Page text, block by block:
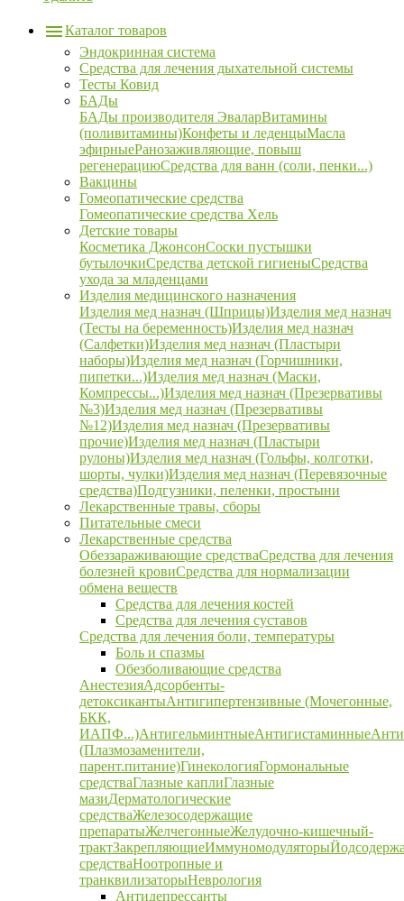
Каталог товаров
Эндокринная система
Средства для лечения дыхательной системы
Тесты Ковид
БАДы
БАДы производителя ЭваларВитамины
(поливитамины)Конфеты и леденцыМасла
эфирныеРанозаживляющие, повыш
регенерациюСредства для ванн (соли, пенки...)
Вакцины
Гомеопатические средства
Гомеопатические средства Хель
Детские товары
Косметика ДжонсонСоски пустышки
бутылочкиСредства детской гигиеныСредства
ухода за младенцами
Изделия медицинского назначения
Изделия мед назнач (Шприцы)Изделия мед назнач
(Тесты на беременность)Изделия мед назнач
(Салфетки)Изделия мед назнач (Пластыри
наборы)Изделия мед назнач (Горчишники,
пипетки...)Изделия мед назнач (Маски,
Компрессы...)Изделия мед назнач (Презервативы
№3)Изделия мед назнач (Презервативы
№12)Изделия мед назнач (Презервативы
прочие)Изделия мед назнач (Пластыри
рулоны)Изделия мед назнач (Гольфы, колготки,
шорты, чулки)Изделия мед назнач (Перевязочные
средства)Подгузники, пеленки, простыни
Лекарственные травы, сборы
Питательные смеси
Лекарственные средства
Обеззараживающие средстваСредства для лечения
болезней кровиСредства для нормализации
обмена веществ
Средства для лечения костей
Средства для лечения суставов
Средства для лечения боли, температуры
Боль и спазмы
Обезболивающие средства
АнестезияАдсорбенты-
детоксикантыАнтигипертензивные (Мочегонные,
БКК,
ИАПФ...)АнтигельминтныеАнтигистаминные
(Плазмозаменители,
парент.питание)ГинекологияГормональные
средстваГлазные каплиГлазные
мазиДерматологические
средстваЖелезосодержащие
препаратыЖелчегонныеЖелудочно-кишечный-
трактЗакрепляющиеИммуномодуляторы
средстваНоотропные и
транквилизаторыНеврология
Антидепрессанты